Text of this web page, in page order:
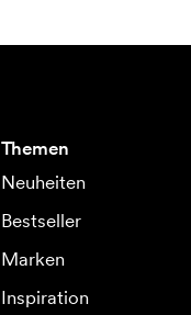
Themen
Neuheiten
Bestseller
Marken
Inspiration